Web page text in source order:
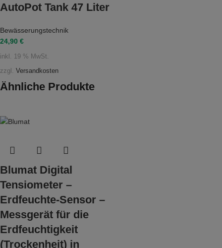
AutoPot Tank 47 Liter
Bewässerungstechnik
24,90 €
inkl. 19 % MwSt.
zzgl. Versandkosten
Ähnliche Produkte
Blumat Digital
Tensiometer –
Erdfeuchte-Sensor –
Messgerät für die
Erdfeuchtigkeit
(Trockenheit) in